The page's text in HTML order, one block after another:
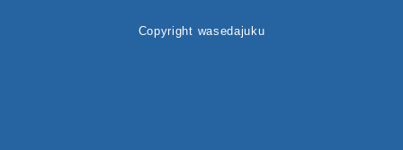
Copyright wasedajuku